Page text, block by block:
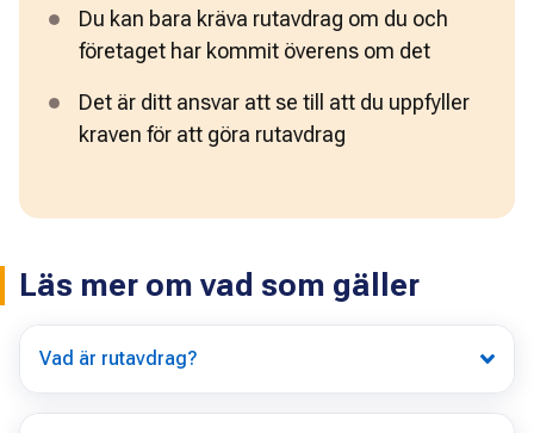
Du kan bara kräva rutavdrag om du och
företaget har kommit överens om det
Det är ditt ansvar att se till att du uppfyller
kraven för att göra rutavdrag
Läs mer om vad som gäller
Vad är rutavdrag?